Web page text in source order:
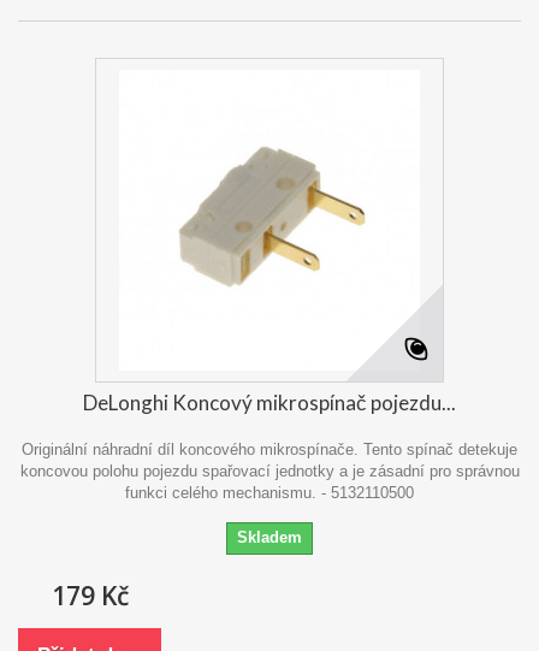
DeLonghi Koncový mikrospínač pojezdu...
Originální náhradní díl koncového mikrospínače. Tento spínač detekuje
koncovou polohu pojezdu spařovací jednotky a je zásadní pro správnou
funkci celého mechanismu. - 5132110500
Skladem
179 Kč